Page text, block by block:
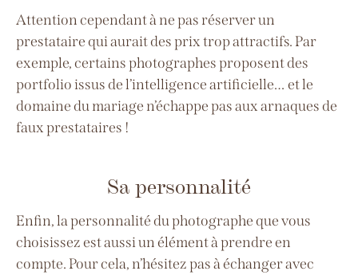
Attention cependant à ne pas réserver un
prestataire qui aurait des prix trop attractifs. Par
exemple, certains photographes proposent des
portfolio issus de l’intelligence artificielle… et le
domaine du mariage n’échappe pas aux arnaques de
faux prestataires !
Sa personnalité
Enfin, la personnalité du photographe que vous
choisissez est aussi un élément à prendre en
compte. Pour cela, n’hésitez pas à échanger avec